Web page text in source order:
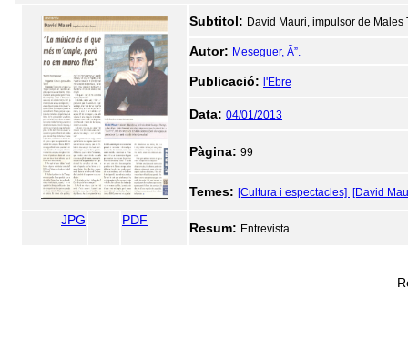
Subtitol: David Mauri, impulsor de Males
Autor: Meseguer, Ã”.
Publicació: l'Ebre
Data: 04/01/2013
Pàgina: 99
Temes: [Cultura i espectacles] [David
JPG PDF
Resum: Entrevista.